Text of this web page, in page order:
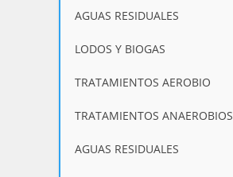
AGUAS RESIDUALES
LODOS Y BIOGAS
TRATAMIENTOS AEROBIO
TRATAMIENTOS ANAEROBIOS
AGUAS RESIDUALES